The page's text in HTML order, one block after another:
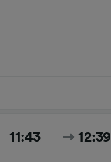
11:43 12:39